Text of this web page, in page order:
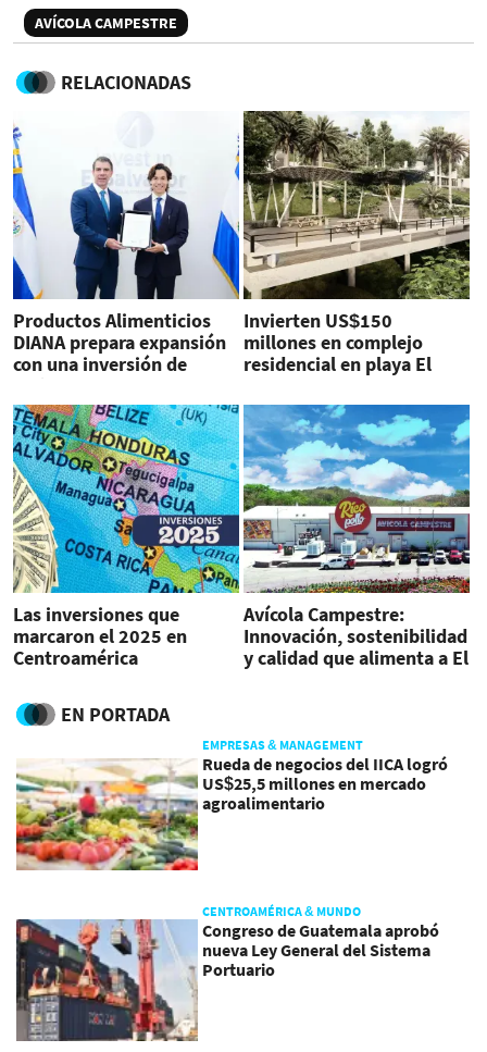
AVÍCOLA CAMPESTRE
RELACIONADAS
Productos Alimenticios
DIANA prepara expansión
con una inversión de
Invierten US$150
millones en complejo
residencial en playa El
Las inversiones que
marcaron el 2025 en
Centroamérica
Avícola Campestre:
Innovación, sostenibilidad
y calidad que alimenta a El
EN PORTADA
EMPRESAS & MANAGEMENT
Rueda de negocios del IICA logró
US$25,5 millones en mercado
agroalimentario
CENTROAMÉRICA & MUNDO
Congreso de Guatemala aprobó
nueva Ley General del Sistema
Portuario